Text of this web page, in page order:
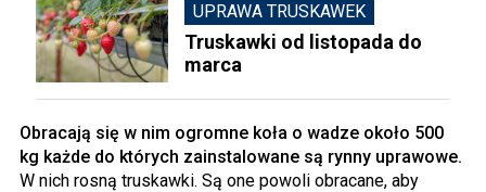
UPRAWA TRUSKAWEK
Truskawki od listopada do
marca
Obracają się w nim ogromne koła o wadze około 500
kg każde do których zainstalowane są rynny uprawowe.
W nich rosną truskawki. Są one powoli obracane, aby